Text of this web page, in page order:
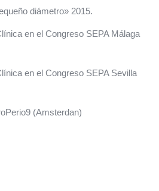
diámetro» 2015.
en el Congreso SEPA Málaga
en el Congreso SEPA Sevilla
(Amsterdan)